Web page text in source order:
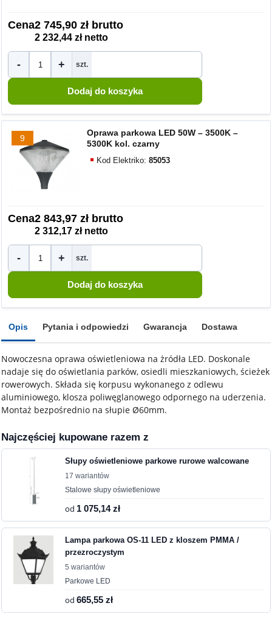
Cena2 745,90 zł brutto
2 232,44 zł netto
- + szt.
9
Oprawa parkowa LED 50W – 3500K –
5300K kol. czarny
Kod Elektriko:85053
Cena2 843,97 zł brutto
2 312,17 zł netto
- + szt.
Opis Pytania i odpowiedzi Gwarancja Dostawa
Nowoczesna oprawa oświetleniowa na żródła LED. Doskonale
nadaje się do oświetlania parków, osiedli mieszkaniowych, ścieżek
rowerowych. Składa się korpusu wykonanego z odlewu
aluminiowego, klosza poliwęglanowego odpornego na uderzenia.
Montaż bezpośrednio na słupie Ø60mm.
Najczęściej kupowane razem z
Słupy oświetleniowe parkowe rurowe walcowane
17 wariantów
Stalowe słupy oświetleniowe
od 1 075,14 zł
Lampa parkowa OS-11 LED z kloszem PMMA /
przezroczystym
5 wariantów
Parkowe LED
od665,55 zł